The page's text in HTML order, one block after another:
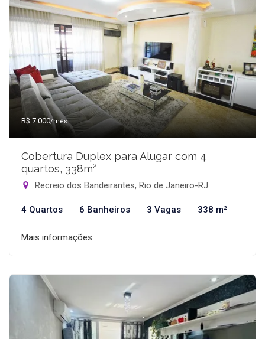
R$ 7.000/mês
Cobertura Duplex para Alugar com 4
quartos, 338m²
Recreio dos Bandeirantes, Rio de Janeiro-RJ
4 Quartos 6 Banheiros 3 Vagas 338 m²
Mais informações